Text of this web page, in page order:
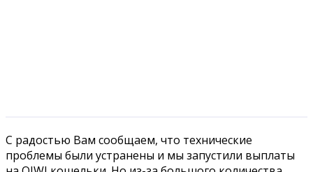
С радостью Вам сообщаем, что технические
проблемы были устранены и мы запустили выплаты